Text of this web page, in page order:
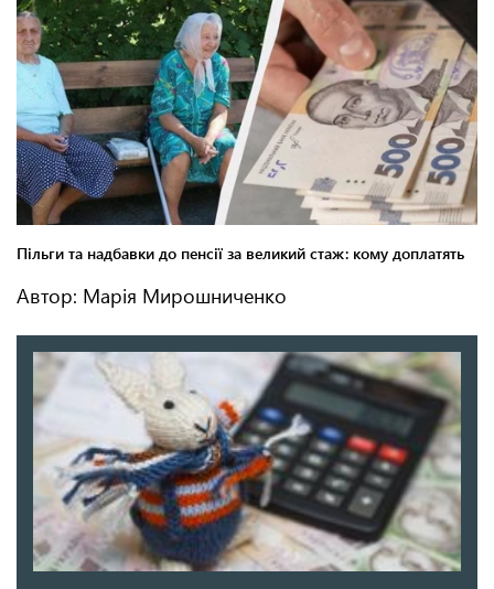
Автор: Марія Мирошниченко